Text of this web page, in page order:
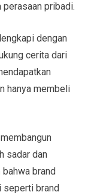
perasaan pribadi.
dengan
cerita dari
hanya membeli
sadar dan
brand
seperti brand